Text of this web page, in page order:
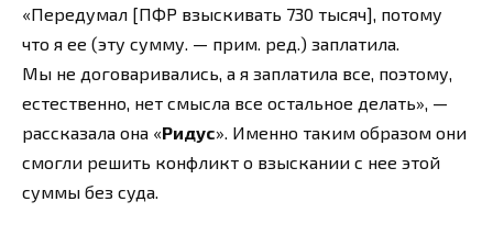
«Передумал [ПФР взыскивать 730 тысяч], потому
что я ее (эту сумму. — прим. ред.) заплатила.
Мы не договаривались, а я заплатила все, поэтому,
естественно, нет смысла все остальное делать», —
рассказала она «Ридус». Именно таким образом они
смогли решить конфликт о взыскании с нее этой
суммы без суда.